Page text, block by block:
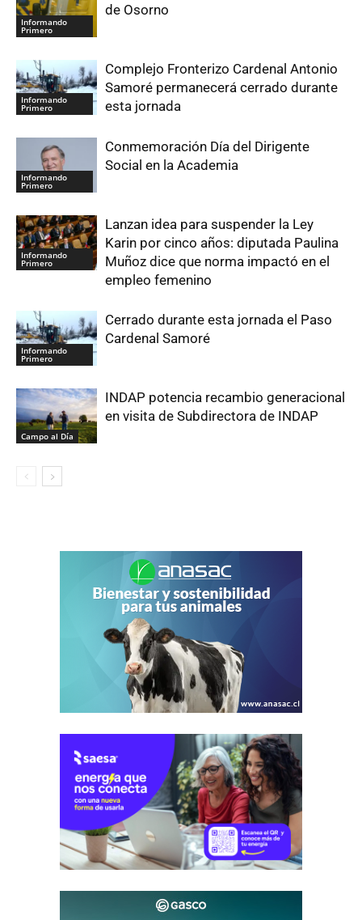
Informando
Primero
de Osorno
Informando
Primero
Complejo Fronterizo Cardenal Antonio
Samoré permanecerá cerrado durante
esta jornada
Informando
Primero
Conmemoración Día del Dirigente
Social en la Academia
Informando
Primero
Lanzan idea para suspender la Ley
Karin por cinco años: diputada Paulina
Muñoz dice que norma impactó en el
empleo femenino
Informando
Primero
Cerrado durante esta jornada el Paso
Cardenal Samoré
Campo al Día
INDAP potencia recambio generacional
en visita de Subdirectora de INDAP